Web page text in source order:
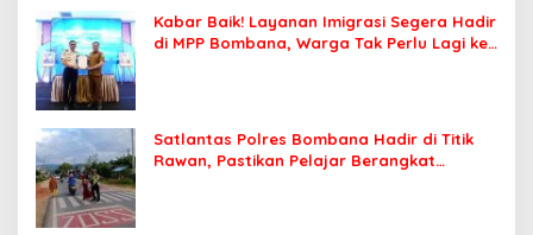
Kabar Baik! Layanan Imigrasi Segera Hadir
di MPP Bombana, Warga Tak Perlu Lagi ke
Satlantas Polres Bombana Hadir di Titik
Rawan, Pastikan Pelajar Berangkat